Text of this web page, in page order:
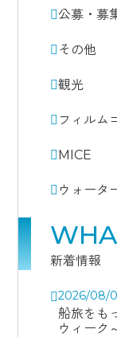
公募・募
その他
観光
フィルム
MICE
ウォータ
新着情報
2026/08/
船旅をも
ウィーク